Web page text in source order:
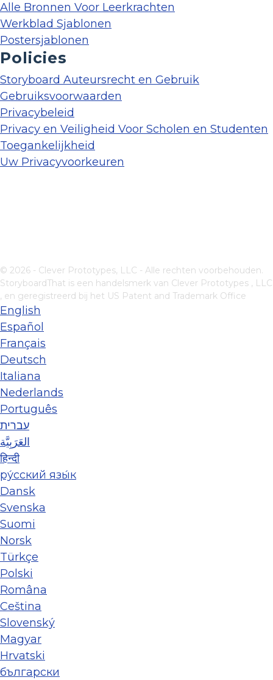
Alle Bronnen Voor Leerkrachten
Werkblad Sjablonen
Postersjablonen
Policies
Storyboard Auteursrecht en Gebruik
Gebruiksvoorwaarden
Privacybeleid
Privacy en Veiligheid Voor Scholen en Studenten
Toegankelijkheid
Uw Privacyvoorkeuren
© 2026 - Clever Prototypes, LLC - Alle rechten voorbehouden.
StoryboardThat is een handelsmerk van Clever Prototypes , LLC
, en geregistreerd bij het US Patent and Trademark Office
English
Español
Français
Deutsch
Italiana
Nederlands
Português
עברית
العَرَبِيَّة
हिन्दी
ру́сский язы́к
Dansk
Svenska
Suomi
Norsk
Türkçe
Polski
Româna
Ceština
Slovenský
Magyar
Hrvatski
български